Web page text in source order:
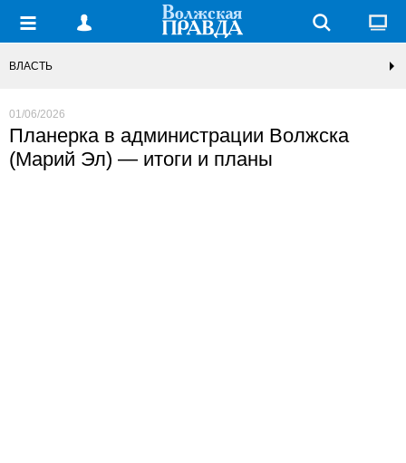
ВЛАСТЬ
01/06/2026
Планерка в администрации Волжска
(Марий Эл) — итоги и планы